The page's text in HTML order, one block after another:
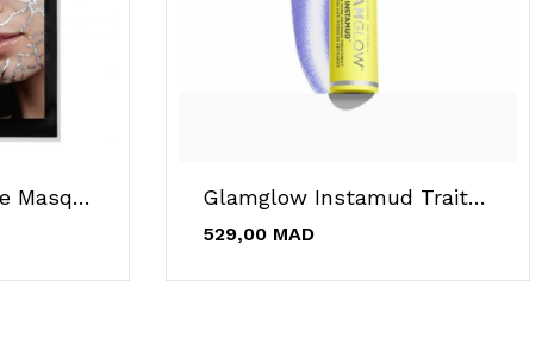
Glamglow Glowlace Masque Sheet Hydratant... Glamglow Instamud Traitement Réduit L'apparence...
529,00 MAD